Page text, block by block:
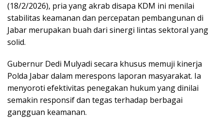
(18/2/2026), pria yang akrab disapa KDM ini menilai
stabilitas keamanan dan percepatan pembangunan di
Jabar merupakan buah dari sinergi lintas sektoral yang
solid.
Gubernur Dedi Mulyadi secara khusus memuji kinerja
Polda Jabar dalam merespons laporan masyarakat. Ia
menyoroti efektivitas penegakan hukum yang dinilai
semakin responsif dan tegas terhadap berbagai
gangguan keamanan.